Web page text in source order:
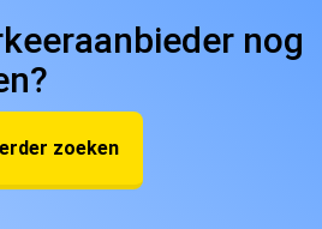
nog
zoeken